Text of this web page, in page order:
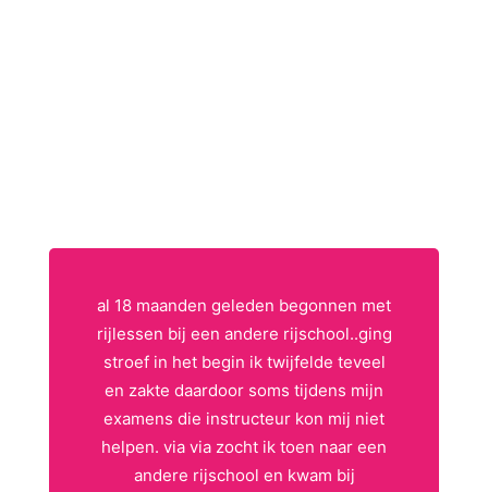
al 18 maanden geleden begonnen met
rijlessen bij een andere rijschool..ging
stroef in het begin ik twijfelde teveel
en zakte daardoor soms tijdens mijn
examens die instructeur kon mij niet
helpen. via via zocht ik toen naar een
andere rijschool en kwam bij